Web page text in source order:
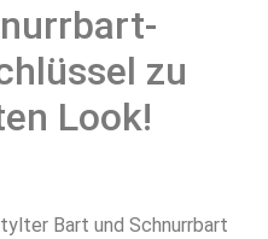
zu
Look!
Bart und Schnurrbart